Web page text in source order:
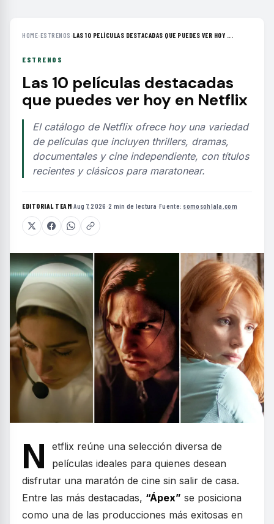
HOME›ESTRENOS ›LAS 10 PELÍCULAS DESTACADAS QUE PUEDES VER HOY ...
ESTRENOS
Las 10 películas destacadas
que puedes ver hoy en Netflix
El catálogo de Netflix ofrece hoy una variedad
de películas que incluyen thrillers, dramas,
documentales y cine independiente, con títulos
recientes y clásicos para maratonear.
EDITORIAL TEAM·Aug 7, 2026 ·2 min de lectura ·Fuente: somosohlala.com
N
etflix reúne una selección diversa de
películas ideales para quienes desean
disfrutar una maratón de cine sin salir de casa.
Entre las más destacadas, “Ápex” se posiciona
como una de las producciones más exitosas en